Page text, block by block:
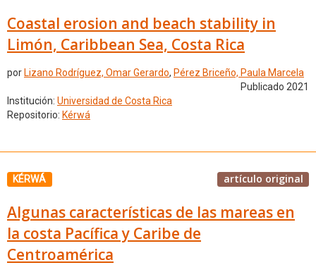
Coastal erosion and beach stability in
Limón, Caribbean Sea, Costa Rica
por Lizano Rodríguez, Omar Gerardo, Pérez Briceño, Paula Marcela
Publicado 2021
Institución: Universidad de Costa Rica
Repositorio: Kérwá
KÉRWÁ artículo original
Algunas características de las mareas en
la costa Pacífica y Caribe de
Centroamérica